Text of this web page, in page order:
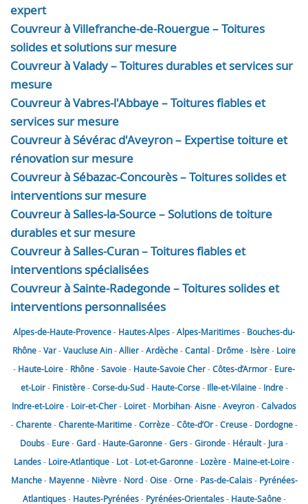
expert
Couvreur à Villefranche-de-Rouergue – Toitures
solides et solutions sur mesure
Couvreur à Valady – Toitures durables et services sur
mesure
Couvreur à Vabres-l'Abbaye – Toitures fiables et
services sur mesure
Couvreur à Sévérac d'Aveyron – Expertise toiture et
rénovation sur mesure
Couvreur à Sébazac-Concourès – Toitures solides et
interventions sur mesure
Couvreur à Salles-la-Source – Solutions de toiture
durables et sur mesure
Couvreur à Salles-Curan – Toitures fiables et
interventions spécialisées
Couvreur à Sainte-Radegonde – Toitures solides et
interventions personnalisées
Alpes-de-Haute-Provence- Hautes-Alpes-Alpes-Maritimes- Bouches-du-
Rhône-Var-VaucluseAin-Allier-Ardèche-Cantal- Drôme- Isère- Loire
- Haute-Loire- Rhône-Savoie- Haute-SavoieCher-Côtes-d’Armor- Eure-
et-Loir- Finistère-Corse-du-Sud- Haute-Corse- Ille-et-Vilaine- Indre-
Indre-et-Loire- Loir-et-Cher- Loiret- Morbihan-Aisne-Aveyron-Calvados
-Charente-Charente-Maritime-Corrèze-Côte-d’Or-Creuse- Dordogne-
Doubs- Eure-Gard- Haute-Garonne-Gers-Gironde- Hérault- Jura-
Landes- Loire-Atlantique- Lot- Lot-et-Garonne- Lozère- Maine-et-Loire-
Manche- Mayenne- Nièvre- Nord-Oise-Orne- Pas-de-Calais- Pyrénées-
Atlantiques- Hautes-Pyrénées- Pyrénées-Orientales- Haute-Saône-